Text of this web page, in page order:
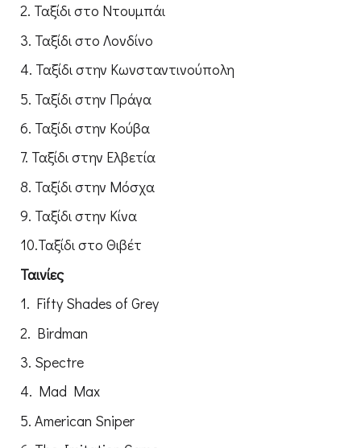
2. Ταξίδι στο Ντουμπάι
3. Ταξίδι στο Λονδίνο
4. Ταξίδι στην Κωνσταντινούπολη
5. Ταξίδι στην Πράγα
6. Ταξίδι στην Κούβα
7. Ταξίδι στην Ελβετία
8. Ταξίδι στην Μόσχα
9. Ταξίδι στην Κίνα
10.Ταξίδι στο Θιβέτ
Ταινίες
1. Fifty Shades of Grey
2. Birdman
3. Spectre
4. Mad Max
5. American Sniper